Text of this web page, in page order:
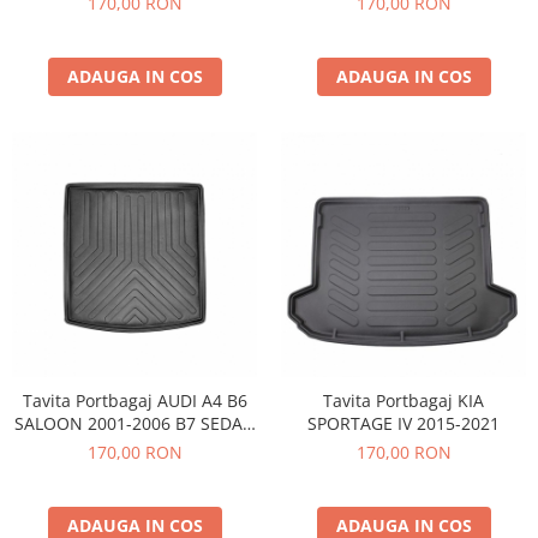
ADAUGA IN COS ADAUGA IN COS
Tavita Portbagaj AUDI A4 B6
SALOON 2001-2006 B7 SEDAN
(8E / 8H) 2004-2008
170,00 RON
ADAUGA IN COS
Tavita Portbagaj KIA
SPORTAGE IV 2015-2021
170,00 RON
ADAUGA IN COS